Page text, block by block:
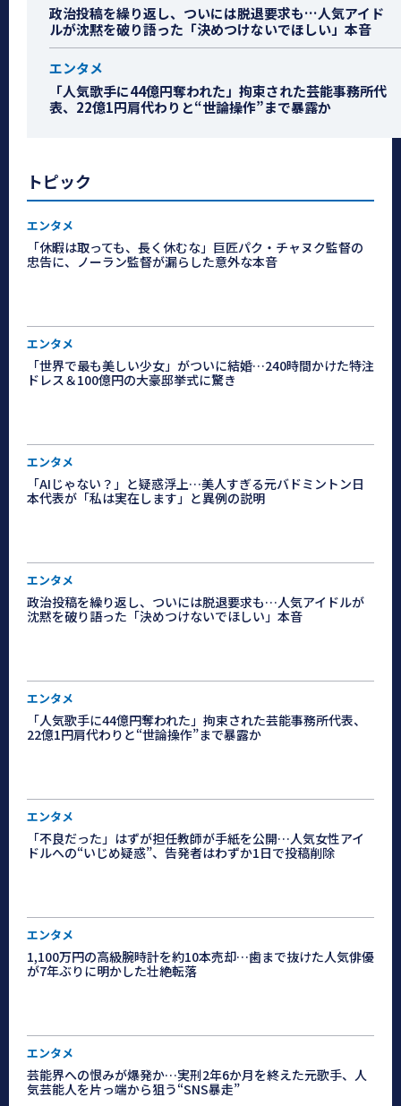
政治投稿を繰り返し、ついには脱退要求も…人気アイド
ルが沈黙を破り語った「決めつけないでほしい」本音
エンタメ
「人気歌手に44億円奪われた」拘束された芸能事務所代
表、22億1円肩代わりと“世論操作”まで暴露か
トピック
エンタメ
「休暇は取っても、長く休むな」巨匠パク・チャヌク監督の
忠告に、ノーラン監督が漏らした意外な本音
エンタメ
「世界で最も美しい少女」がついに結婚…240時間かけた特注
ドレス＆100億円の大豪邸挙式に驚き
エンタメ
「AIじゃない？」と疑惑浮上…美人すぎる元バドミントン日
本代表が「私は実在します」と異例の説明
エンタメ
政治投稿を繰り返し、ついには脱退要求も…人気アイドルが
沈黙を破り語った「決めつけないでほしい」本音
エンタメ
「人気歌手に44億円奪われた」拘束された芸能事務所代表、
22億1円肩代わりと“世論操作”まで暴露か
エンタメ
「不良だった」はずが担任教師が手紙を公開…人気女性アイ
ドルへの“いじめ疑惑”、告発者はわずか1日で投稿削除
エンタメ
1,100万円の高級腕時計を約10本売却…歯まで抜けた人気俳優
が7年ぶりに明かした壮絶転落
エンタメ
芸能界への恨みが爆発か…実刑2年6か月を終えた元歌手、人
気芸能人を片っ端から狙う“SNS暴走”